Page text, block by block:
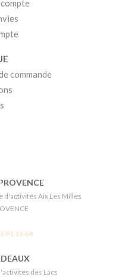
commande
d'activités Aix Les Milles
91 16 64
des Lacs